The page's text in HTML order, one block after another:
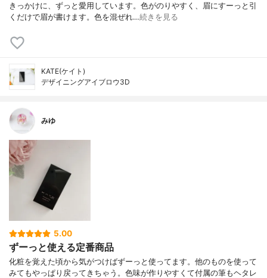
きっかけに、ずっと愛用しています。色がのりやすく、眉にすーっと引
くだけで眉が書けます。色を混ぜれ…続きを見る
KATE(ケイト)
デザイニングアイブロウ3D
みゆ
5.00
ずーっと使える定番商品
化粧を覚えた頃から気がつけばずーっと使ってます。他のものを使って
みてもやっぱり戻ってきちゃう。色味が作りやすくて付属の筆もヘタレ